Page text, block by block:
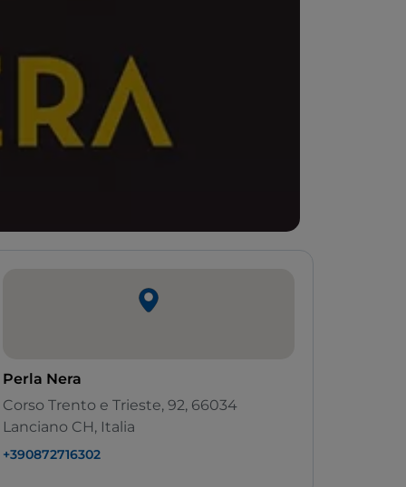
Perla Nera
Corso Trento e Trieste, 92, 66034
Lanciano CH, Italia
+390872716302